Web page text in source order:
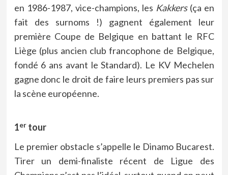
en 1986-1987, vice-champions, les Kakkers(ça en
fait des surnoms !) gagnent également leur
première Coupe de Belgique en battant le RFC
Liège (plus ancien club francophone de Belgique,
fondé 6 ans avant le Standard). Le KV Mechelen
gagne donc le droit de faire leurs premiers pas sur
la scène européenne.
1ertour
Le premier obstacle s’appelle le Dinamo Bucarest.
Tirer un demi-finaliste récent de Ligue des